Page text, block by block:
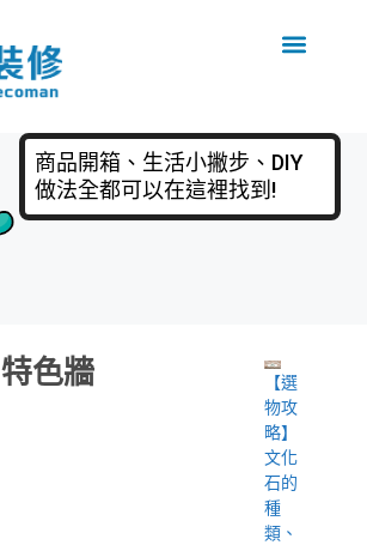
商品開箱、生活小撇步、DIY
做法全都可以在這裡找到!
特色牆
【選
物攻
略】
文化
石的
種
類、